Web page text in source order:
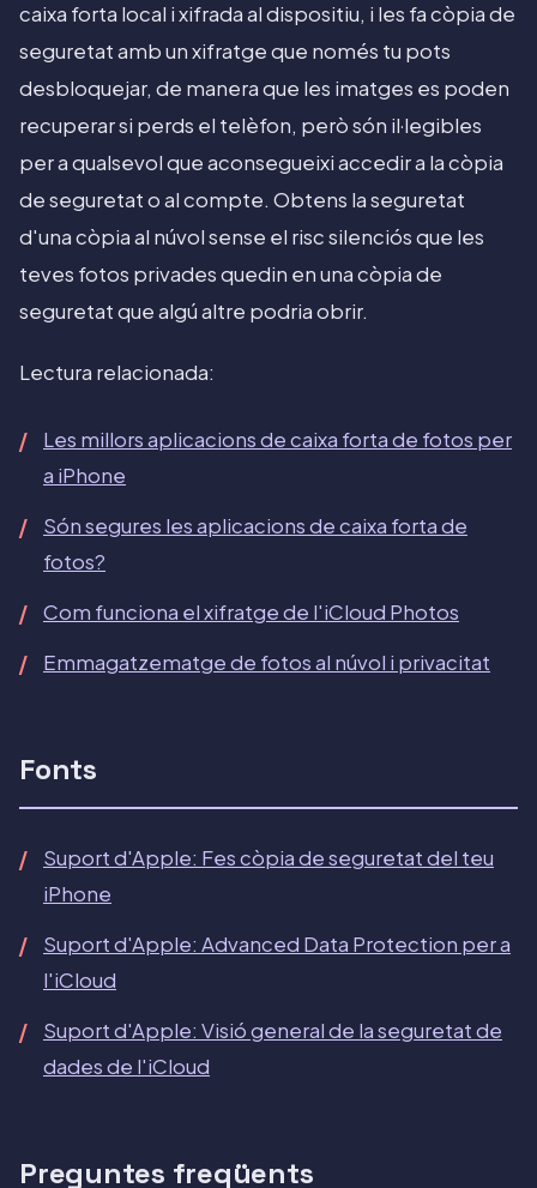
caixa forta local i xifrada al dispositiu, i les fa còpia de
seguretat amb un xifratge que només tu pots
desbloquejar, de manera que les imatges es poden
recuperar si perds el telèfon, però són il·legibles
per a qualsevol que aconsegueixi accedir a la còpia
de seguretat o al compte. Obtens la seguretat
d'una còpia al núvol sense el risc silenciós que les
teves fotos privades quedin en una còpia de
seguretat que algú altre podria obrir.
Lectura relacionada:
Les millors aplicacions de caixa forta de fotos per
a iPhone
Són segures les aplicacions de caixa forta de
fotos?
Com funciona el xifratge de l'iCloud Photos
Emmagatzematge de fotos al núvol i privacitat
Fonts
Suport d'Apple: Fes còpia de seguretat del teu
iPhone
Suport d'Apple: Advanced Data Protection per a
l'iCloud
Suport d'Apple: Visió general de la seguretat de
dades de l'iCloud
Preguntes freqüents